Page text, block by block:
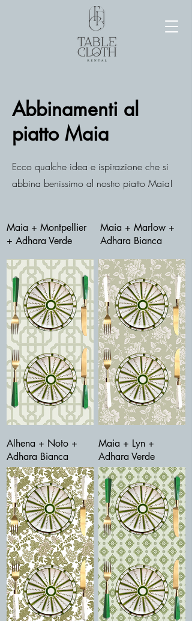
Abbinamenti al
piatto Maia
Ecco qualche idea e ispirazione che si
abbina benissimo al nostro piatto Maia!
Maia + Montpellier
+ Adhara Verde
Maia + Marlow +
Adhara Bianca
Alhena + Noto +
Adhara Bianca
Maia + Lyn +
Adhara Verde